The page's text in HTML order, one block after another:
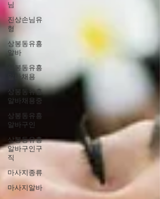
님
진상손님유
형
상봉동유흥
알바
상봉동유흥
알바채용
상봉동유흥
알바채용중
상봉동유흥
알바구인
상봉동유흥
알바구인구
직
마사지종류
마사지알바